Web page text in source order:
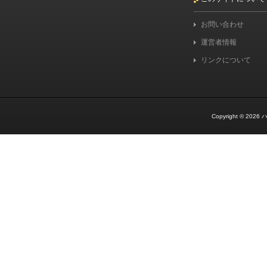
お問い合わせ
運営者情報
リンクについて
Copyright © 2026